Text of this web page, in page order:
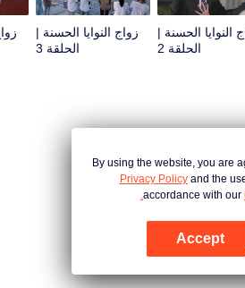
النوايا الحسنة |
الحلقة 2
زواج النوايا الحسنة |
الحلقة 3
By using the website, you are
Privacy Policy and the
accordance with our
Accept